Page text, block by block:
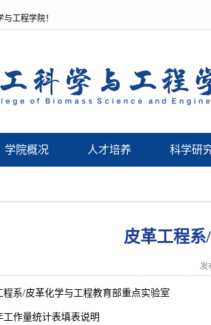
工程学院！
学院概况 人才培养 科学研
皮革工程系
发
程系/皮革化学与工程教育部重点实验室
工作量统计表填表说明